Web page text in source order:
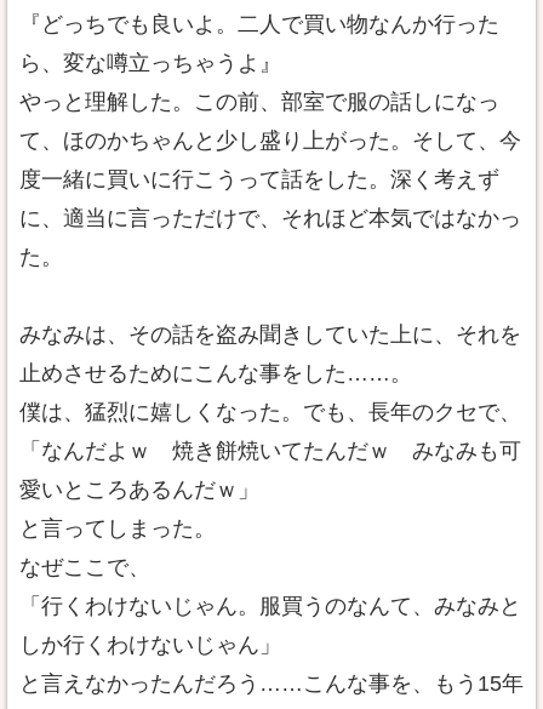
『どっちでも良いよ。二人で買い物なんか行った
ら、変な噂立っちゃうよ』
やっと理解した。この前、部室で服の話しになっ
て、ほのかちゃんと少し盛り上がった。そして、今
度一緒に買いに行こうって話をした。深く考えず
に、適当に言っただけで、それほど本気ではなかっ
た。
みなみは、その話を盗み聞きしていた上に、それを
止めさせるためにこんな事をした……。
僕は、猛烈に嬉しくなった。でも、長年のクセで、
「なんだよｗ 焼き餅焼いてたんだｗ みなみも可
愛いところあるんだｗ」
と言ってしまった。
なぜここで、
「行くわけないじゃん。服買うのなんて、みなみと
しか行くわけないじゃん」
と言えなかったんだろう……こんな事を、もう15年